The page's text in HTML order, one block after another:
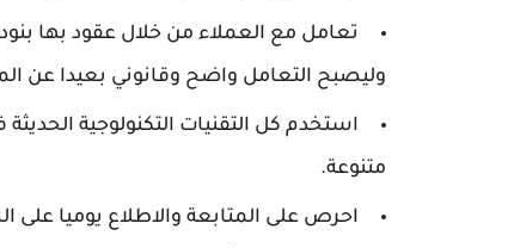
تعامل مع العملاء من خلال عقود بها بنود
وليصبح التعامل واضح وقانوني بعيدا عن
استخدم كل التقنيات التكنولوجية
متنوعة.
احرص على المتابعة والاطلاع يوميا على